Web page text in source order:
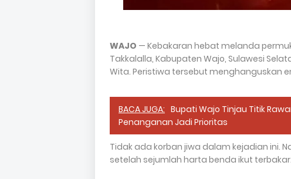
WAJO — Kebakaran hebat melanda
Takkalalla, Kabupaten Wajo, Sulawesi
Wita. Peristiwa tersebut menghanguskan
BACA JUGA: Bupati Wajo Tinjau Titik
Penanganan Jadi Prioritas
Tidak ada korban jiwa dalam kejadian ini.
setelah sejumlah harta benda ikut terbakar.